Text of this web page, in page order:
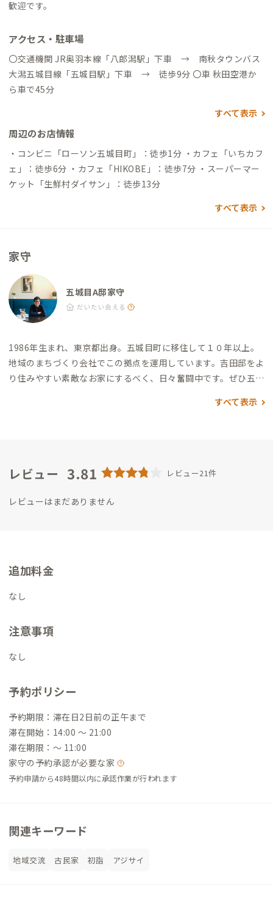
歓迎です。
アクセス・駐車場
〇交通機関 JR奥羽本線「八郎潟駅」下車 → 南秋タウンバス
大潟五城目線「五城目駅」下車 → 徒歩9分 〇車 秋田空港か
ら車で45分
すべて表示
周辺のお店情報
・コンビニ「ローソン五城目町」：徒歩1分 ・カフェ「いちカフ
ェ」：徒歩6分 ・カフェ「HIKOBE」：徒歩7分 ・スーパーマー
ケット「生鮮村ダイサン」：徒歩13分
すべて表示
家守
五城目A邸家守
だいたい会える
1986年生まれ、東京都出身。五城目町に移住して１０年以上。
地域のまちづくり会社でこの拠点を運用しています。 吉田邸をよ
り住みやすい素敵なお家にするべく、日々奮闘中です。 ぜひ五城
すべて表示
レビュー 3.81 レビュー21件
レビューはまだありません
追加料金
なし
注意事項
なし
予約ポリシー
予約期限：滞在日2日前の正午まで
滞在開始：14:00 〜 21:00
滞在期限：〜 11:00
家守の予約承認が必要な家
予約申請から48時間以内に承認作業が行われます
関連キーワード
地域交流 古民家 初詣 アジサイ